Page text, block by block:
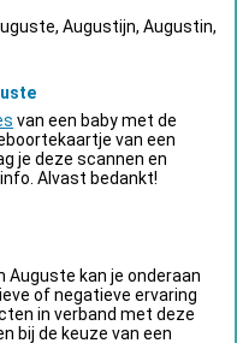
Augustijn, Augustin,
van een baby met de
van een
je deze scannen en
. Alvast bedankt!
Auguste kan je onderaan
of negatieve ervaring
in verband met deze
bij de keuze van een